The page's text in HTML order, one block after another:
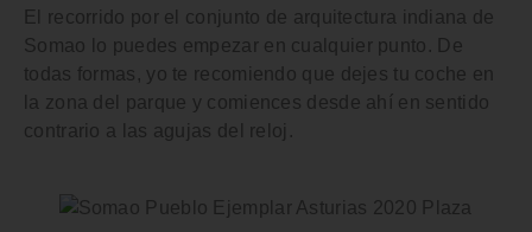
El recorrido por el conjunto de arquitectura indiana de
Somao lo puedes empezar en cualquier punto. De
todas formas, yo te recomiendo que dejes tu coche en
la zona del parque y comiences desde ahí en sentido
contrario a las agujas del reloj.